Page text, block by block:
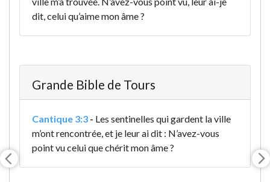
dit, celui qu’aime mon âme ?
Grande Bible de Tours
Cantique 3:3 - Les sentinelles qui gardent la ville
m’ont rencontrée, et je leur ai dit : N’avez-vous
point vu celui que chérit mon âme ?